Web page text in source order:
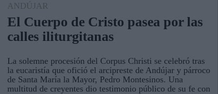
ANDÚJAR
El Cuerpo de Cristo pasea por las
calles iliturgitanas
La solemne procesión del Corpus Christi se celebró tras
la eucaristía que ofició el arcipreste de Andújar y párroco
de Santa María la Mayor, Pedro Montesinos. Una
multitud de creyentes dio testimonio público de su fe con